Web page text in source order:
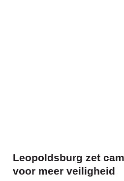
Leopoldsburg zet
voor meer veiligheid